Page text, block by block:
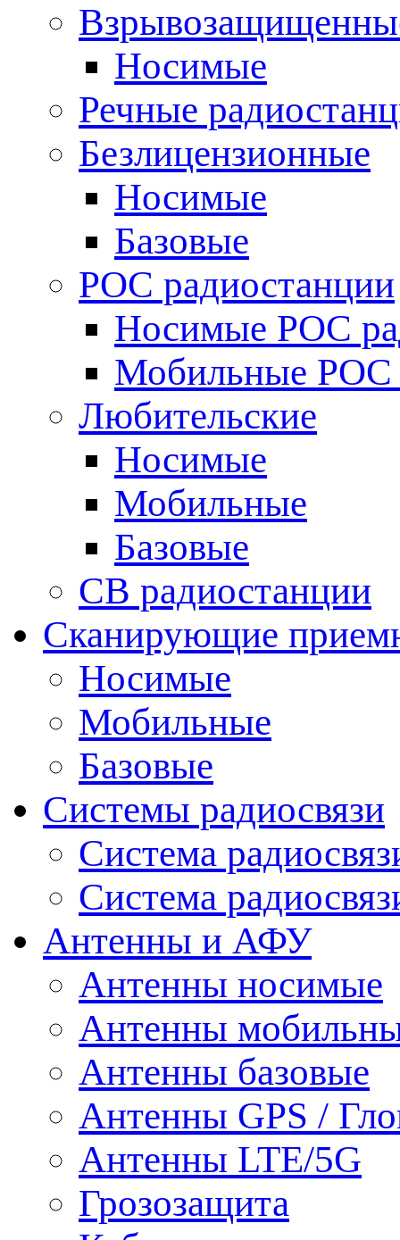
Носимые
Речные
Безлицензионные
Носимые
Базовые
POC радиостанции
Носимые POC
Мобильные POC
Любительские
Носимые
Мобильные
Базовые
CB радиостанции
Сканирующие
Носимые
Мобильные
Базовые
Системы радиосвязи
Система
Система
Антенны и АФУ
Антенны носимые
Антенны
Антенны базовые
Антенны GPS /
Антенны LTE/5G
Грозозащита